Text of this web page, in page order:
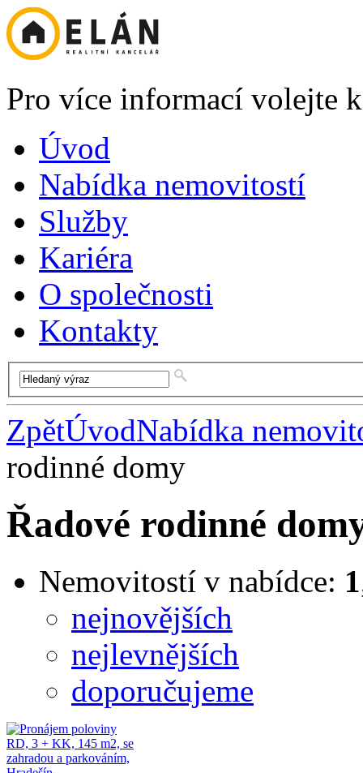
Pro více informací volejte
Úvod
Nabídka nemovitostí
Služby
Kariéra
O společnosti
Kontakty
ZpětÚvodNabídka
rodinné domy
Řadové rodinné
Nemovitostí v nabídce: 1
nejnovějších
nejlevnějších
doporučujeme